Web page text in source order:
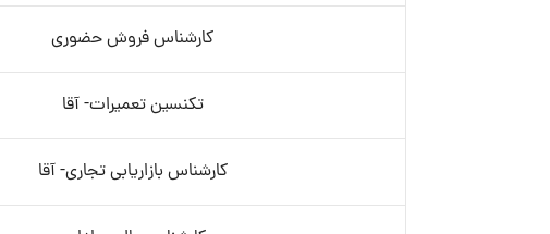
کارشناس فروش حضوری
تکنسین تعمیرات- آقا
کارشناس بازاریابی تجاری- آقا